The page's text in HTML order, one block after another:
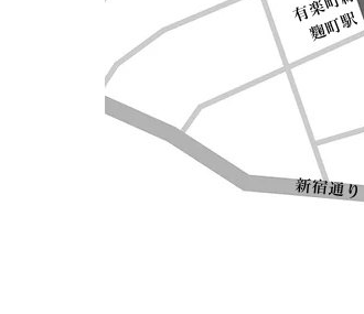
​麴町駅
​新宿通り